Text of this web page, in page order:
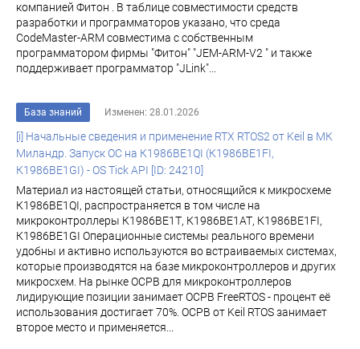
компанией Фитон . В таблице совместимости средств
разработки и программаторов указано, что среда
CodeMaster-ARM совместима с собственным
программатором фирмы "Фитон" "JEM-ARM-V2 " и также
поддерживает программатор "JLink"...
База знаний Изменен: 28.01.2026
[i] Начальные сведения и применение RTX RTOS2 от Keil в МК
Миландр. Запуск ОС на К1986ВЕ1QI (К1986ВЕ1FI,
К1986ВЕ1GI) - OS Tick API [ID: 24210]
Материал из настоящей статьи, относящийся к микросхеме
К1986ВЕ1QI, распространяется в том числе на
микроконтроллеры К1986ВЕ1Т, К1986ВЕ1АТ, К1986ВЕ1FI,
К1986ВЕ1GI Операционные системы реального времени
удобны и активно используются во встраиваемых системах,
которые производятся на базе микроконтроллеров и других
микросхем. На рынке ОСРВ для микроконтроллеров
лидирующие позиции занимает ОСРВ FreeRTOS - процент её
использования достигает 70%. ОСРВ от Keil RTOS занимает
второе место и применяется...